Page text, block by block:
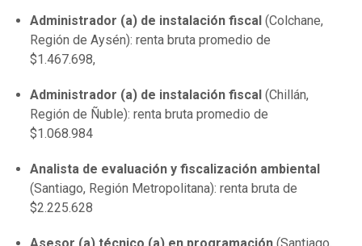
Administrador (a) de instalación fiscal (Colchane,
Región de Aysén): renta bruta promedio de
$1.467.698,
Administrador (a) de instalación fiscal (Chillán,
Región de Ñuble): renta bruta promedio de
$1.068.984
Analista de evaluación y fiscalización ambiental
(Santiago, Región Metropolitana): renta bruta de
$2.225.628